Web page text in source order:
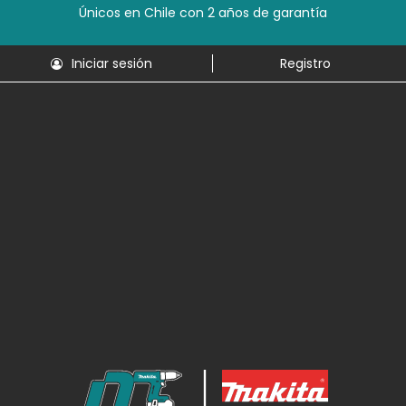
Únicos en Chile con 2 años de garantía
Iniciar sesión Registro